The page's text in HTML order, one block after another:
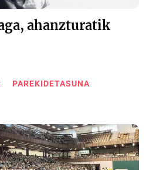
ahanzturatik
PAREKIDETASUNA